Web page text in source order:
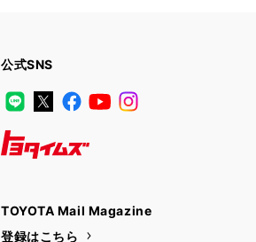
公式SNS
LINE
X FacebookYouTube
TOYOTA Mail Magazine
登録はこちら